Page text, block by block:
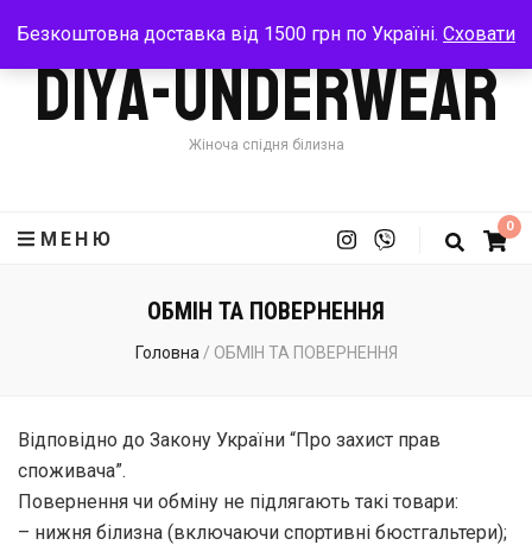
Безкоштовна доставка від 1500 грн по Україні. Сховати
Diya-Underwear
Жіноча спідня білизна
МЕНЮ
0
ОБМІН ТА ПОВЕРНЕННЯ
Головна / ОБМІН ТА ПОВЕРНЕННЯ
Відповідно до Закону України “Про захист прав
споживача”.
Повернення чи обміну не підлягають такі товари:
– нижня білизна (включаючи спортивні бюстгальтери);